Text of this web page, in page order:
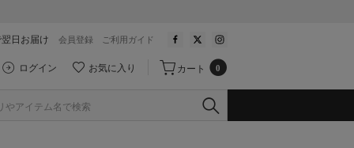
日お届け 会員登録 ご利用ガイド
ログイン お気に入り カート 0